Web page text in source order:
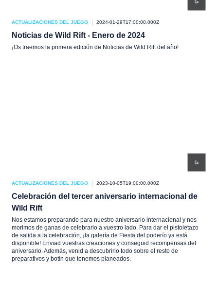
ACTUALIZACIONES DEL JUEGO 2024-01-29T17:00:00.000Z
Noticias de Wild Rift - Enero de 2024
¡Os traemos la primera edición de Noticias de Wild Rift del año!
ACTUALIZACIONES DEL JUEGO 2023-10-05T19:00:00.000Z
Celebración del tercer aniversario internacional de
Wild Rift
Nos estamos preparando para nuestro aniversario internacional y nos
morimos de ganas de celebrarlo a vuestro lado. Para dar el pistoletazo
de salida a la celebración, ¡la galería de Fiesta del poderío ya está
disponible! Enviad vuestras creaciones y conseguid recompensas del
aniversario. Además, venid a descubrirlo todo sobre el resto de
preparativos y botín que tenemos planeados.